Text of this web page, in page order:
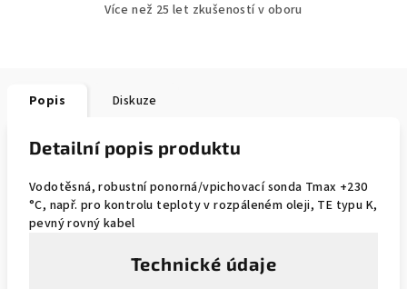
Více než 25 let zkušeností v oboru
Popis Diskuze
Detailní popis produktu
Vodotěsná, robustní ponorná/vpichovací sonda Tmax +230
°C, např. pro kontrolu teploty v rozpáleném oleji, TE typu K,
pevný rovný kabel
Technické údaje